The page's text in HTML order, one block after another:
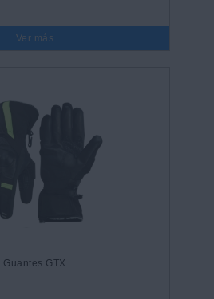
Ver más
Guantes GTX